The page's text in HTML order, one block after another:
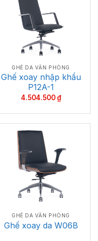
GHẾ DA VĂN PHÒNG
Ghế xoay nhập khẩu
P12A-1
4.504.500₫
GHẾ DA VĂN PHÒNG
Ghế xoay da W06B